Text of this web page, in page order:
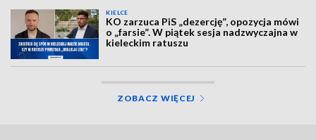
KIELCE
KO zarzuca PiS „dezercję”, opozycja mówi
o „farsie”. W piątek sesja nadzwyczajna w
kieleckim ratuszu
ZOBACZ WIĘCEJ